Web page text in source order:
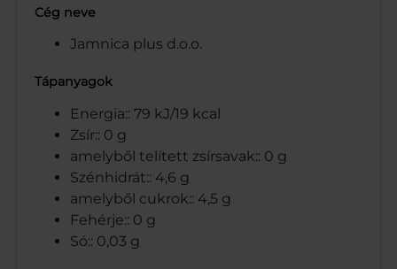
Cég neve
Jamnica plus d.o.o.
Tápanyagok
Energia:: 79 kJ/19 kcal
Zsír:: 0 g
amelyből telített zsírsavak:: 0 g
Szénhidrát:: 4,6 g
amelyből cukrok:: 4,5 g
Fehérje:: 0 g
Só:: 0,03 g